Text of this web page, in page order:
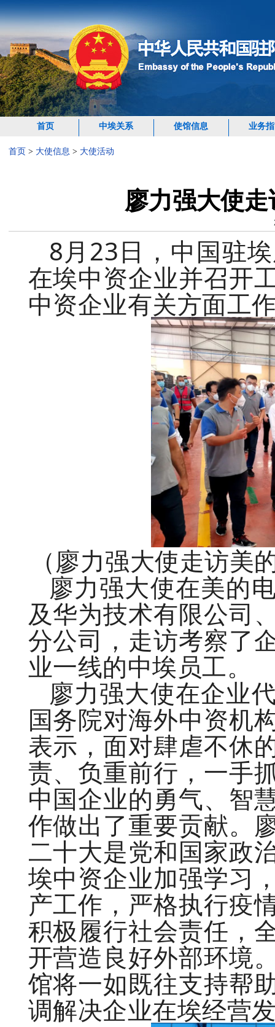
首页 中埃关系 使馆信息 业务
首页 > 大使信息 > 大使活动
廖力强大使
8月23日，中国驻
在埃中资企业并召开
中资企业有关方面工
（廖力强大使走访
廖力强大使在美的
及华为技术有限公司
分公司，走访考察了
业一线的中埃员工。
廖力强大使在企业
国务院对海外中资机
表示，面对肆虐不休
责、负重前行，一手
中国企业的勇气、智
作做出了重要贡献。
二十大是党和国家政
埃中资企业加强学习
产工作，严格执行疫
积极履行社会责任，
开营造良好外部环境
馆将一如既往支持帮
调解决企业在埃经营